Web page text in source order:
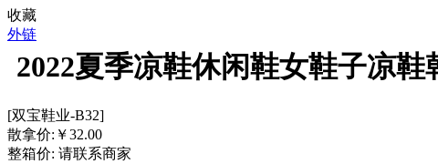
收藏
外链
2022夏季凉鞋休闲鞋女鞋子凉
[双宝鞋业-B32]
散拿价: ￥32.00
整箱价: 请联系商家